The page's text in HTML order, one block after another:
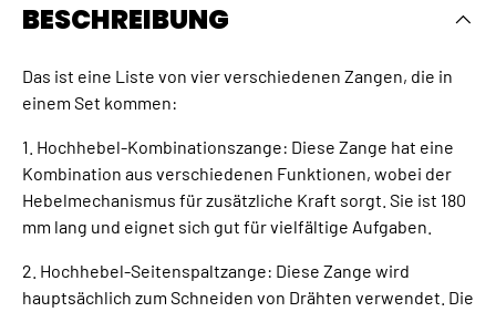
BESCHREIBUNG
Das ist eine Liste von vier verschiedenen Zangen, die in
einem Set kommen:
1. Hochhebel-Kombinationszange: Diese Zange hat eine
Kombination aus verschiedenen Funktionen, wobei der
Hebelmechanismus für zusätzliche Kraft sorgt. Sie ist 180
mm lang und eignet sich gut für vielfältige Aufgaben.
2. Hochhebel-Seitenspaltzange: Diese Zange wird
hauptsächlich zum Schneiden von Drähten verwendet. Die